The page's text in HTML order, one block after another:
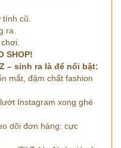
cũ.
ra.
SHOP!
– sinh ra là để nổi bật:
mắt, đậm chất fashion
Instagram xong ghé
dõi đơn hàng: cực